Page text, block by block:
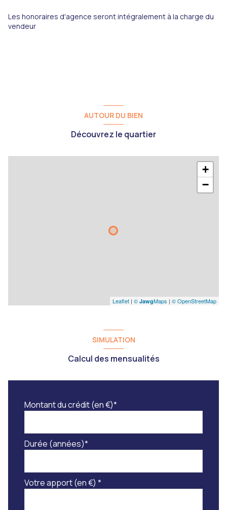
Les honoraires d'agence seront intégralement à la charge du
vendeur
AUTOUR DU BIEN
Découvrez le quartier
+
−
Leaflet | © JawgMaps | © OpenStreetMap
SIMULATION
Calcul des mensualités
Montant du crédit (en €)*
Durée (années)*
Votre apport (en €) *